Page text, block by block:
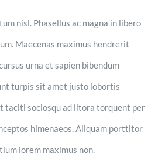
nisl. Phasellus ac magna in libero
Maecenas maximus hendrerit
urna et sapien bibendum
turpis sit amet justo lobortis
taciti sociosqu ad litora torquent per
himenaeos. Aliquam porttitor
lorem maximus non.